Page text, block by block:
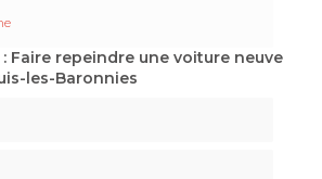
Faire repeindre une voiture neuve
les-Baronnies